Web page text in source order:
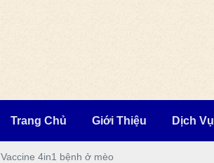
Trang Chủ Giới Thiệu Dịch Vụ
Vaccine 4in1 bệnh ở mèo